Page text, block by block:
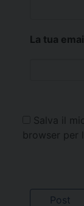
La tua
Salva il
browser per